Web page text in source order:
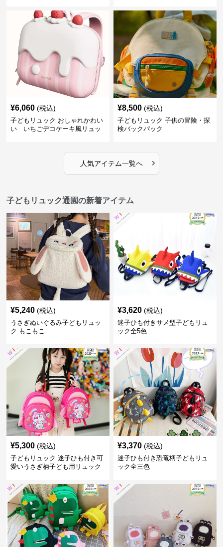
¥6,060 (税込)
子どもリュック おしゃれかわい
い いちごデコケーキ風リュッ
¥8,500 (税込)
子どもリュック 子供の冒険・探
検バックパック
人気アイテム一覧へ ›
子どもリュック通園の新着アイテム
¥5,240 (税込)
うさぎぬいぐるみ子どもリュッ
ク もこもこ
¥3,620 (税込)
迷子ひも付きサメ型子どもリュ
ック全5色
¥5,300 (税込)
子どもリュック 迷子ひも付き可
愛いうさぎ柄子ども用リュック
¥3,370 (税込)
迷子ひも付き恐竜柄子どもリュ
ック全三色